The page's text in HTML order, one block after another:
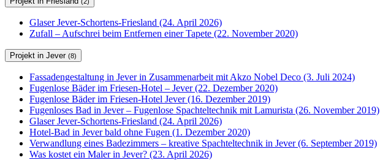
Glaser Jever-Schortens-Friesland (24. April 2026)
Zufall – Aufschrei beim Entfernen einer Tapete (22. November 2020)
Projekt in Jever (8)
Fassadengestaltung in Jever in Zusammenarbeit mit Akzo Nobel Deco (3. Juli 2024)
Fugenlose Bäder im Friesen-Hotel – Jever (22. Dezember 2020)
Fugenlose Bäder im Friesen-Hotel Jever (16. Dezember 2019)
Fugenloses Bad in Jever – Fugenlose Spachteltechnik mit Lamurista (26. November 2019)
Glaser Jever-Schortens-Friesland (24. April 2026)
Hotel-Bad in Jever bald ohne Fugen (1. Dezember 2020)
Verwandlung eines Badezimmers – kreative Spachteltechnik in Jever (6. September 2019)
Was kostet ein Maler in Jever? (23. April 2026)